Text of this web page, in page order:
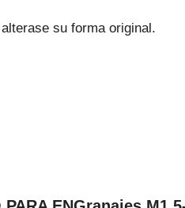
su forma original.